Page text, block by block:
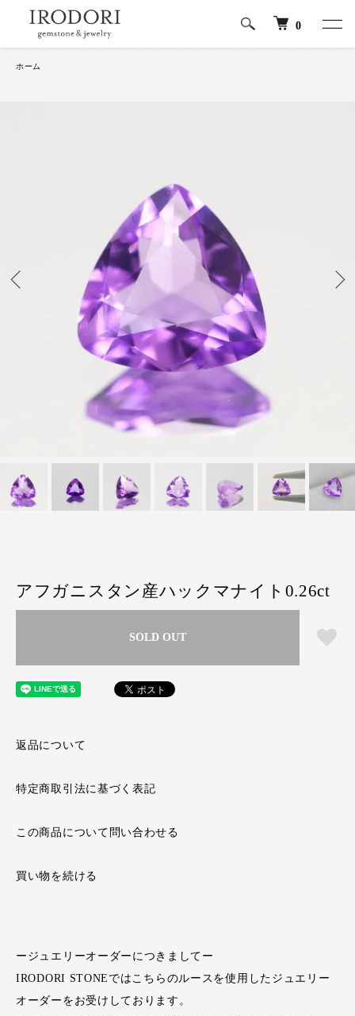
0
ホーム
アフガニスタン産ハックマナイト0.26ct
SOLD OUT
返品について
特定商取引法に基づく表記
この商品について問い合わせる
買い物を続ける
ージュエリーオーダーにつきましてー
IRODORI STONEではこちらのルースを使用したジュエリー
オーダーをお受けしております。